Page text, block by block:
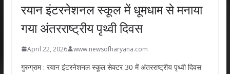
रयान इंटरनेशनल स्कूल में धूमधाम से मनाया
गया अंतरराष्ट्रीय पृथ्वी दिवस
April 22, 2026 www.newsofharyana.com
गुरुग्राम : रयान इंटरनेशनल स्कूल सेक्टर 30 में अंतरराष्ट्रीय पृथ्वी दिवस